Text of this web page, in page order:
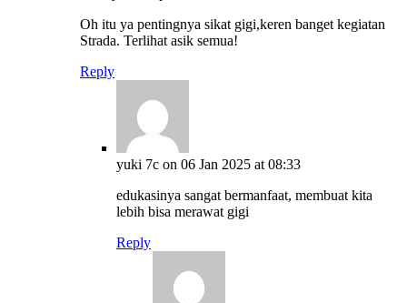
Oh itu ya pentingnya sikat gigi,keren banget kegiatan
Strada. Terlihat asik semua!
Reply
yuki 7c on 06 Jan 2025 at 08:33
edukasinya sangat bermanfaat, membuat kita
lebih bisa merawat gigi
Reply